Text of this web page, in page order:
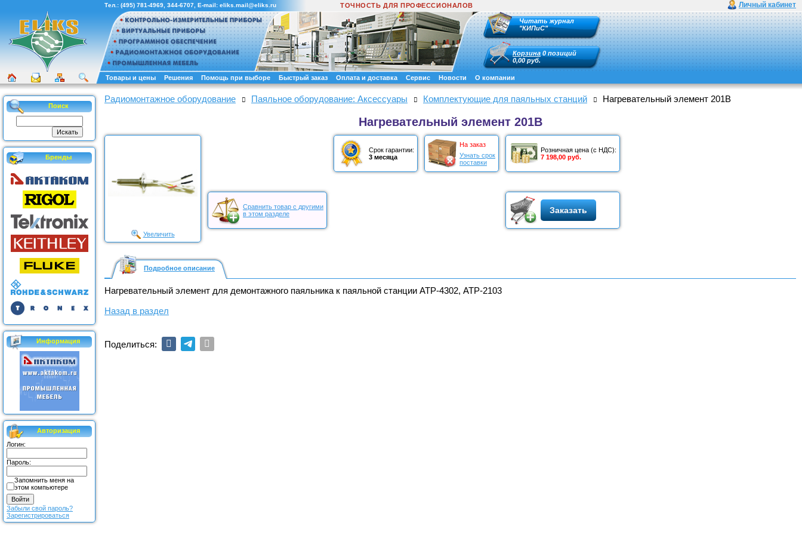
Личный кабинет
Тел.: (495) 781-4969 344-6707 , E-mail: eliks.mail@eliks.ru ТОЧНОСТЬ ДЛЯ ПРОФЕССИОНАЛОВ
Читать журнал
"КИПиС"
Корзина 0 позиций
0,00 руб.
Товары и цены Решения Помощь при выборе Быстрый заказ Оплата и доставка Сервис Новости О компании
Поиск
Бренды
Информация
Авторизация
Логин:
Пароль:
Запомнить меня на
этом компьютере
Забыли свой пароль?
Зарегистрироваться
Радиомонтажное оборудование Паяльное оборудование: Аксессуары Комплектующие для паяльных станций Нагревательный элемент 201B
Нагревательный элемент 201B
Увеличить
Срок гарантии:
3 месяца
На заказ
Узнать срок
поставки
Розничная цена (с НДС):
7 198,00 руб.
Сравнить товар с другими
в этом разделе
Заказать
Подробное описание
Нагревательный элемент для демонтажного паяльника к паяльной станции АТР-4302, АТР-2103
Назад в раздел
Поделиться: